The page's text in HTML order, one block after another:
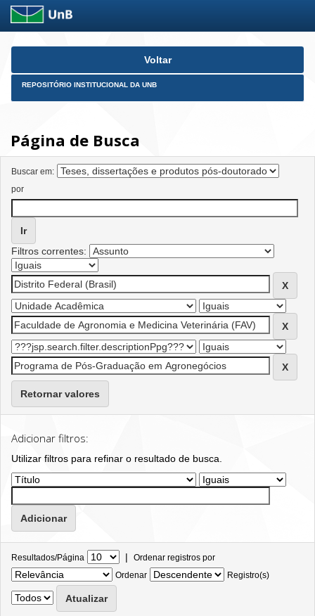
Skip
Voltar
REPOSITÓRIO INSTITUCIONAL DA UNB
Página de Busca
Buscar em:
por
Filtros correntes:
Retornar valores
Adicionar filtros:
Utilizar filtros para refinar o resultado de busca.
Resultados/Página | Ordenar registros por
Ordenar
Registro(s)